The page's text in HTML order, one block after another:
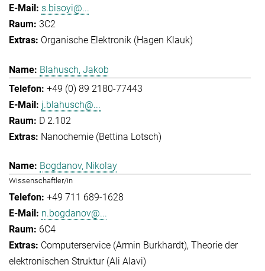
s.bisoyi@...
3C2
Organische Elektronik (Hagen Klauk)
Blahusch, Jakob
+49 (0) 89 2180-77443
j.blahusch@...
D 2.102
Nanochemie (Bettina Lotsch)
Bogdanov, Nikolay
Wissenschaftler/in
+49 711 689-1628
n.bogdanov@...
6C4
Computerservice (Armin Burkhardt) Theorie der
elektronischen Struktur (Ali Alavi)